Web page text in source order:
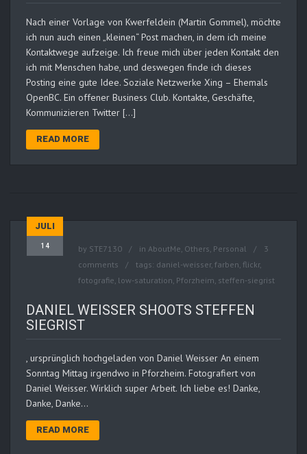
Nach einer Vorlage von Kwerfeldein (Martin Gommel), möchte
ich nun auch einen „kleinen“ Post machen, in dem ich meine
Kontaktwege aufzeige. Ich freue mich über jeden Kontakt den
ich mit Menschen habe, und deswegen finde ich dieses
Posting eine gute Idee. Soziale Netzwerke Xing – Ehemals
OpenBC. Ein offener Business Club. Kontakte, Geschäfte,
Kommunizieren Twitter […]
READ MORE
JULI
14 by STE7130 in AboutMe, Others, Personal
3
comments
tags: daniel-weisser, farben, flickr,
fotografie, low-saturation, Pforzheim, steffen-siegrist
DANIEL WEISSER SHOOTS STEFFEN
SIEGRIST
, ursprünglich hochgeladen von Daniel Weisser An einem
Sonntag Mittag irgendwo in Pforzheim. Fotografiert von
Daniel Weisser. Wirklich super Arbeit. Ich liebe es! Danke,
Danke, Danke…
READ MORE